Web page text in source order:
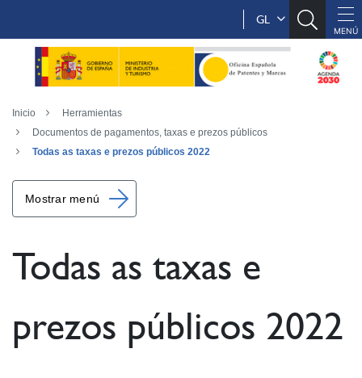
GL
Inicio
Herramientas
Documentos de pagamentos, taxas e prezos públicos
Todas as taxas e prezos públicos 2022
Mostrar menú
Todas as taxas e
prezos públicos 2022